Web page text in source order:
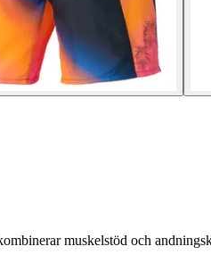
muskelstöd och